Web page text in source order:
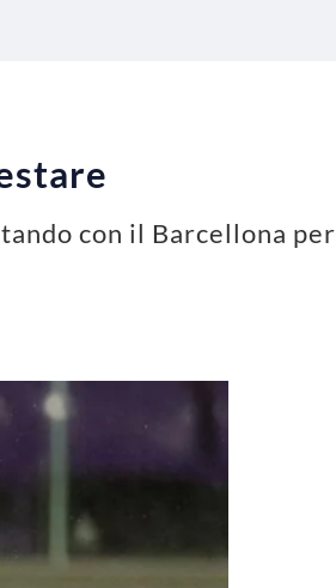
con il Barcellona per